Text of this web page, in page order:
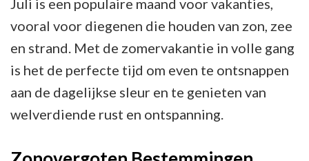
droomvakantie
Juli is een populaire maand voor vakanties,
vooral voor diegenen die houden van zon, zee
en strand. Met de zomervakantie in volle gang
is het de perfecte tijd om even te ontsnappen
aan de dagelijkse sleur en te genieten van
welverdiende rust en ontspanning.